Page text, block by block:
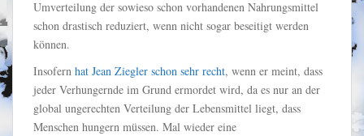
Umverteilung der sowieso schon vorhandenen Nahrungsmittel
schon drastisch reduziert, wenn nicht sogar beseitigt werden
können.
Insofern hat Jean Ziegler schon sehr recht, wenn er meint, dass
jeder Verhungernde im Grund ermordet wird, da es nur an der
global ungerechten Verteilung der Lebensmittel liegt, dass
Menschen hungern müssen. Mal wieder eine